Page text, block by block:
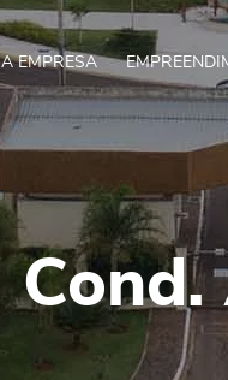
A EMPRESA
Cond.